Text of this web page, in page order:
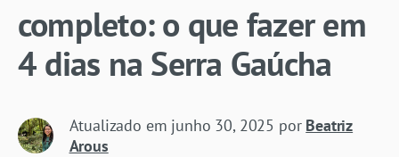
completo: o que fazer em
4 dias na Serra Gaúcha
Atualizado em junho 30, 2025 por Beatriz
Arous